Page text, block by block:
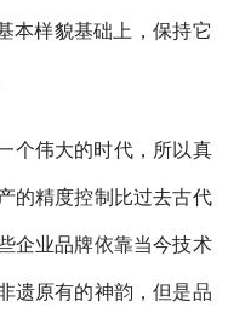
本样貌基础上，保持它
个伟大的时代，所以真
的精度控制比过去古代
企业品牌依靠当今技术
遗原有的神韵，但是品